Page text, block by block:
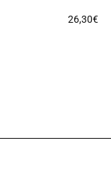
26,30€